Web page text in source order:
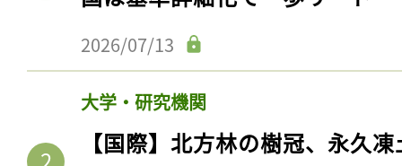
2026/07/13
大学・研究機関
【国際】北方林の樹冠、永久